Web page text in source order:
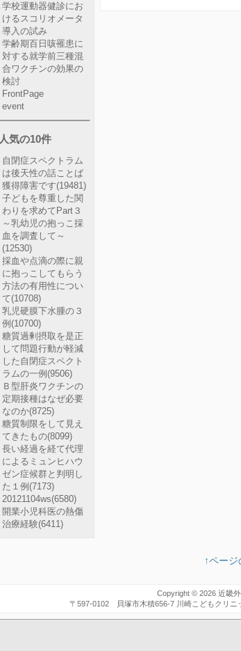
学校運動器健診にお
けるスコリオメータ
導入の試み
学齢期百日咳罹患に
対する就学前三種混
合ワクチンの効果の
検討
FrontPage
event
人気の10件
自閉症スペクトラム
は後天性の話ことば
獲得障害です(19481)
子どもを尊重した関
わりを求めてPart３
～乳幼児の抱っこ採
血を調査して～
(12530)
採血や点滴の際に親
に抱っこしてもらう
方法の有用性につい
て(10708)
乳児硬膜下水腫の３
例 (10700)
糖質過剰摂取を是正
して問題行動が軽減
した自閉症スペクト
ラムの一例 (9506)
Ｂ型肝炎ワクチンの
定期接種はなぜ必要
なのか(8725)
糖質制限をして見え
てきたもの(8099)
長い経過を経て代理
によるミュンヒハウ
ゼン症候群と判明し
た１例 (7173)
20121104ws(6580)
開業小児科医の熱傷
治療経験(6411)
↑ペー
Copyright © 2026 近畿
〒597-0102 貝塚市木積656-7 川崎こどもクリニ